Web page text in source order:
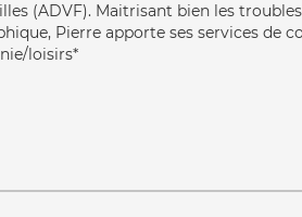
(ADVF). Maitrisant bien les
Pierre apporte ses services de
loisirs*